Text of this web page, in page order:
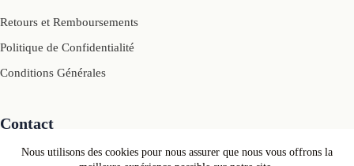
Nous utilisons des cookies pour nous assurer que nous vous offrons la
Retours et Remboursements
Politique de Confidentialité
Conditions Générales
Contact
Mail: contact[@]motivcolors.com